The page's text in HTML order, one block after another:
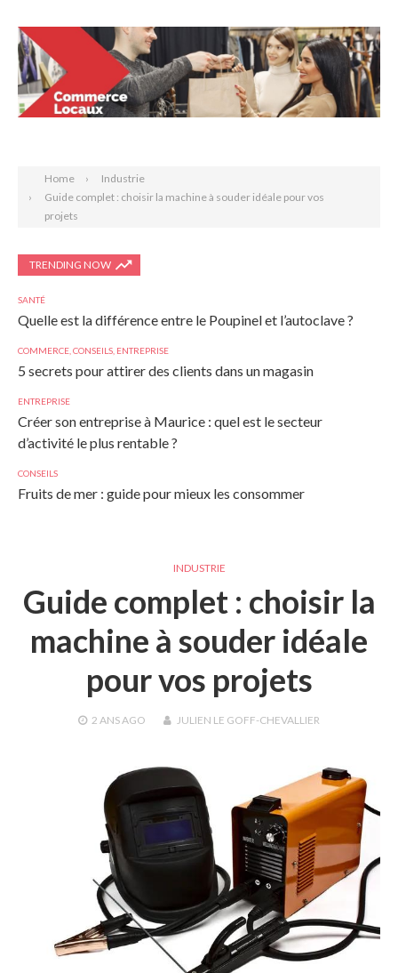
Home
Industrie
Guide complet : choisir la machine à souder idéale pour vos
projets
TRENDING NOW
SANTÉ
Quelle est la différence entre le Poupinel et l’autoclave ?
COMMERCE CONSEILS ENTREPRISE
5 secrets pour attirer des clients dans un magasin
ENTREPRISE
Créer son entreprise à Maurice : quel est le secteur
d’activité le plus rentable ?
CONSEILS
Fruits de mer : guide pour mieux les consommer
INDUSTRIE
Guide complet : choisir la
machine à souder idéale
pour vos projets
2 ANSAGO JULIEN LE GOFF-CHEVALLIER